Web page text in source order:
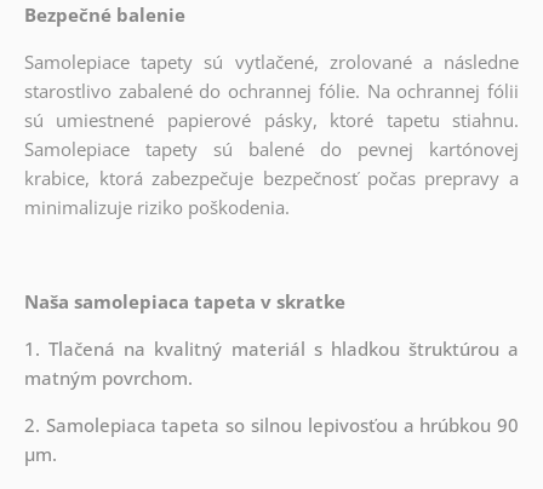
Bezpečné balenie
Samolepiace tapety sú vytlačené, zrolované a následne
starostlivo zabalené do ochrannej fólie. Na ochrannej fólii
sú umiestnené papierové pásky, ktoré tapetu stiahnu.
Samolepiace tapety sú balené do pevnej kartónovej
krabice, ktorá zabezpečuje bezpečnosť počas prepravy a
minimalizuje riziko poškodenia.
Naša samolepiaca tapeta v skratke
1. Tlačená na kvalitný materiál s hladkou štruktúrou a
matným povrchom.
2. Samolepiaca tapeta so silnou lepivosťou a hrúbkou 90
µm.